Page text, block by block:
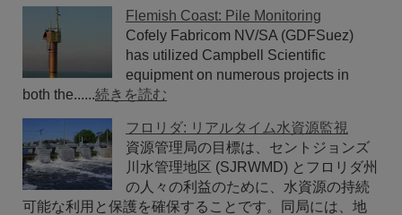
Flemish Coast: Pile Monitoring
Cofely Fabricom NV/SA (GDFSuez)
has utilized Campbell Scientific
equipment on numerous projects in
both the......続きを読む
フロリダ: リアルタイム水資源監視
資源管理局の目標は、セントジョンズ
川水管理地区 (SJRWMD) とフロリダ州
の人々の利益のために、水資源の持続
可能な利用と保護を確保することです。同局には、地